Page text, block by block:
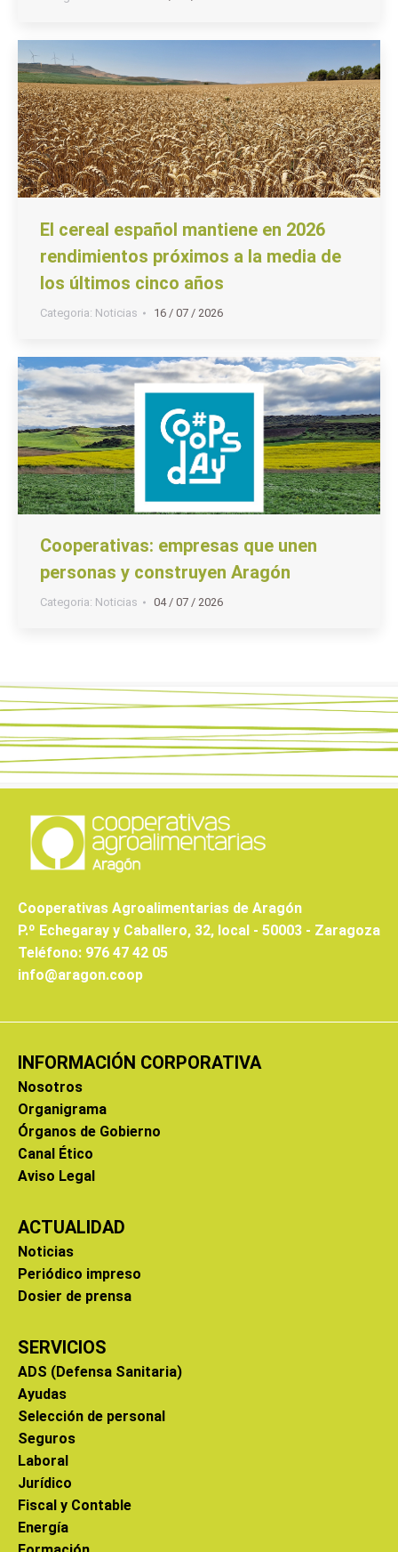
El cereal español mantiene en 2026
rendimientos próximos a la media de
los últimos cinco años
Categoria: Noticias 16 / 07 / 2026
Cooperativas: empresas que unen
personas y construyen Aragón
Categoria: Noticias 04 / 07 / 2026
Cooperativas Agroalimentarias de Aragón
P.º Echegaray y Caballero, 32, local - 50003 - Zaragoza
Teléfono: 976 47 42 05
info@aragon.coop
INFORMACIÓN CORPORATIVA
Nosotros
Organigrama
Órganos de Gobierno
Canal Ético
Aviso Legal
ACTUALIDAD
Noticias
Periódico impreso
Dosier de prensa
SERVICIOS
ADS (Defensa Sanitaria)
Ayudas
Selección de personal
Seguros
Laboral
Jurídico
Fiscal y Contable
Energía